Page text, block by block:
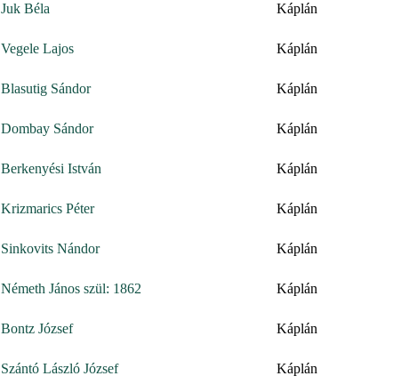
Juk Béla Káplán
Vegele Lajos Káplán
Blasutig Sándor Káplán
Dombay Sándor Káplán
Berkenyési István Káplán
Krizmarics Péter Káplán
Sinkovits Nándor Káplán
Németh János szül: 1862 Káplán
Bontz József Káplán
Szántó László József Káplán